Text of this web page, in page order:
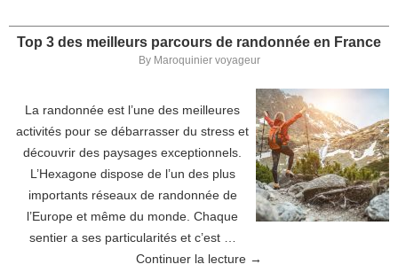
Top 3 des meilleurs parcours de randonnée en France
By Maroquinier voyageur
La randonnée est l’une des meilleures
activités pour se débarrasser du stress et
découvrir des paysages exceptionnels.
L’Hexagone dispose de l’un des plus
importants réseaux de randonnée de
l’Europe et même du monde. Chaque
sentier a ses particularités et c’est …
Continuer la lecture →